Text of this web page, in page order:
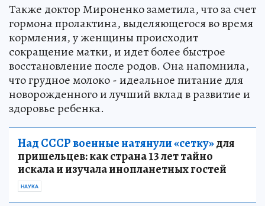
Также доктор Мироненко заметила, что за счет
гормона пролактина, выделяющегося во время
кормления, у женщины происходит
сокращение матки, и идет более быстрое
восстановление после родов. Она напомнила,
что грудное молоко - идеальное питание для
новорожденного и лучший вклад в развитие и
здоровье ребенка.
Над СССР военные натянули «сетку»для
пришельцев: как страна 13 лет тайно
искала и изучала инопланетных гостей
НАУКА